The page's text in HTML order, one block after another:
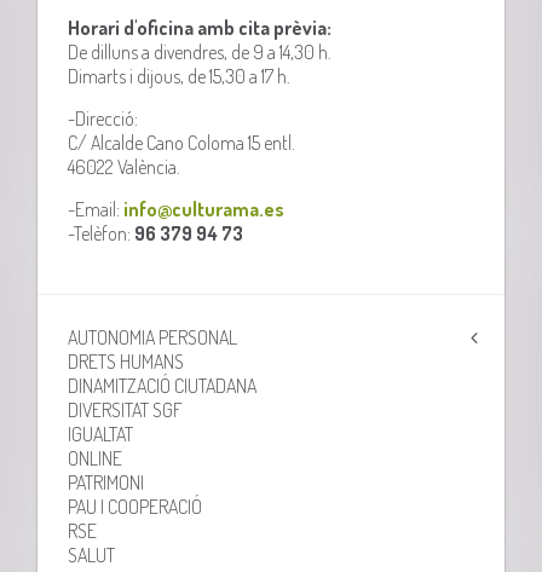
Horari d'oficina amb cita prèvia:
De dilluns a divendres, de 9 a 14,30 h.
Dimarts i dijous, de 15,30 a 17 h.
-Direcció:
C/ Alcalde Cano Coloma 15 entl.
46022 València.
-Email: info@culturama.es
-Telèfon: 96 379 94 73
AUTONOMIA PERSONAL
DRETS HUMANS
DINAMITZACIÓ CIUTADANA
DIVERSITAT SGF
IGUALTAT
ONLINE
PATRIMONI
PAU I COOPERACIÓ
RSE
SALUT